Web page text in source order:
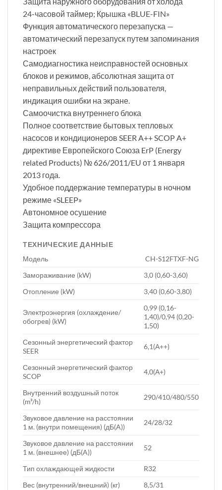
24-часовой таймер; Крышка «BLUE-FIN»
Функция автоматического перезапуска —
автоматический перезапуск путем запоминания
настроек
Самодиагностика неисправностей основных
блоков и режимов, абсолютная защита от
неправильных действий пользователя,
индикация ошибки на экране.
Самоочистка внутреннего блока
Полное соответствие бытовых тепловых
насосов и кондиционеров SEER A++ SCOP A+
директиве Европейского Союза ErP (Energy
related Products) № 626/2011/EU от 1 января
2013 года.
Удобное поддержание температуры в ночном
режиме «SLEEP»
Автономное осушение
Защита компрессора
ТЕХНИЧЕСКИЕ ДАННЫЕ
Модель
CH-S12FTXF-NG
Замораживание (kW)
3,0 (0,60-3,60)
Отопление (kW)
3,40 (0,60-3,80)
Электроэнергия (охлаждение/
обогрев) (kW)
0,99 (0,16-
1,40)/0,94 (0,20-
1,50)
Сезонный энергетический фактор
SEER
6,1(А++)
Сезонный энергетический фактор
SCOP
4,0(А+)
Внутренний воздушный поток
(m³/h)
290/410/480/550
Звуковое давление на расстоянии
1 м. (внутри помещения) (дБ(A))
24/28/32
Звуковое давление на расстоянии
1 м. (внешнее) (дБ(A))
52
Тип охлаждающей жидкости
R32
Вес (внутренний/внешний) (кг)
8,5/31